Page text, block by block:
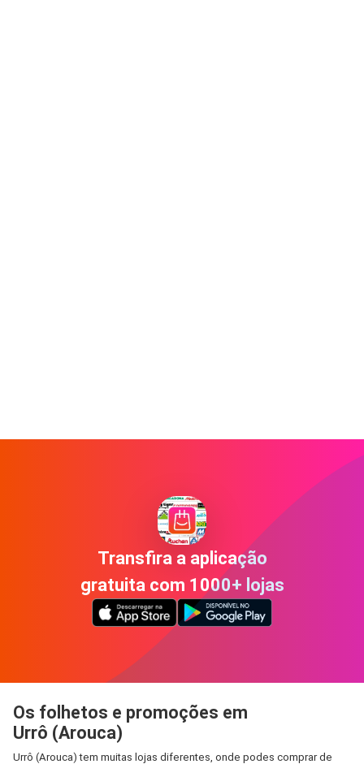
Transfira a aplicação
gratuita com 1000+ lojas
Os folhetos e promoções em
Urrô (Arouca)
Urrô (Arouca) tem muitas lojas diferentes, onde podes comprar de